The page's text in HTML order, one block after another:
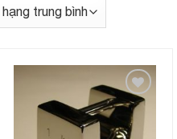
Add to
Wishlist